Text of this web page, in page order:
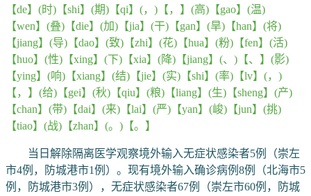
【de】(时)【shi】(期)【qi】(，)【，】(高)【gao】(温)
【wen】(叠)【die】(加)【jia】(干)【gan】(旱)【han】(将)
【jiang】(导)【dao】(致)【zhi】(花)【hua】(粉)【fen】(活)
【huo】(性)【xing】(下)【xia】(降)【jiang】(、)【、】(影)
【ying】(响)【xiang】(结)【jie】(实)【shi】(率)【lv】(，)
【，】(给)【gei】(秋)【qiu】(粮)【liang】(生)【sheng】(产)
【chan】(带)【dai】(来)【lai】(严)【yan】(峻)【jun】(挑)
【tiao】(战)【zhan】(。)【。】
当日解除隔离医学观察境外输入无症状感染者5例（崇左
市4例，防城港市1例）。现有境外输入确诊病例8例（北海市5
例，防城港市3例），无症状感染者67例（崇左市60例，防城